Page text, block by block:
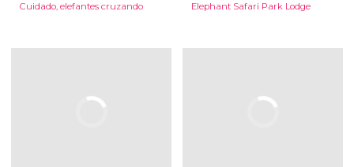
Cuidado, elefantes cruzando Elephant Safari Park Lodge